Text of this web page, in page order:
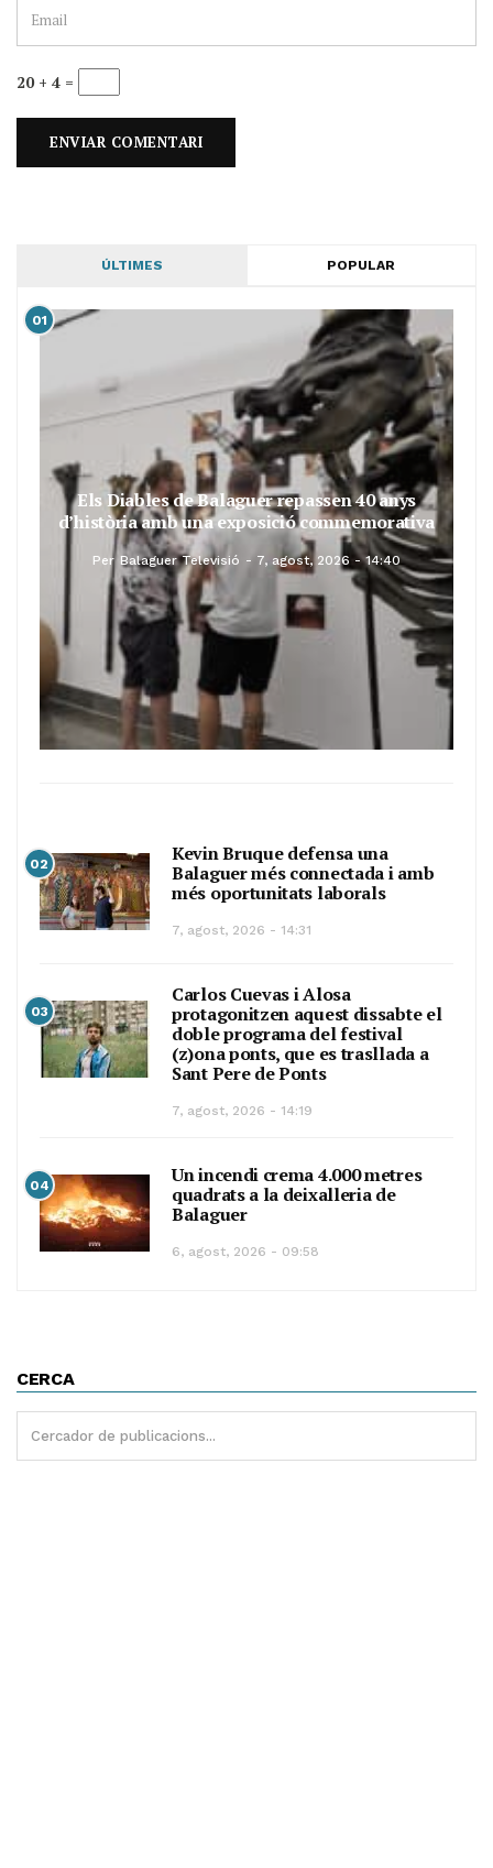
20 + 4 =
ÚLTIMES POPULAR
01
Els Diables de Balaguer repassen 40 anys
d’història amb una exposició commemorativa
Per Balaguer Televisió 7, agost, 2026 - 14:40
02
Kevin Bruque defensa una
Balaguer més connectada i amb
més oportunitats laborals
7, agost, 2026 - 14:31
03
Carlos Cuevas i Alosa
protagonitzen aquest dissabte el
doble programa del festival
(z)ona ponts, que es trasllada a
Sant Pere de Ponts
7, agost, 2026 - 14:19
04
Un incendi crema 4.000 metres
quadrats a la deixalleria de
Balaguer
6, agost, 2026 - 09:58
CERCA